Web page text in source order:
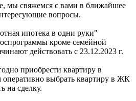
мы свяжемся с вами в ближайшее
вопросы.
ипотека в одни руки"
кроме семейной
действовать с 23.12.2023 г.
приобрести квартиру в
оперативно выбрать квартиру в ЖК
на сделку.